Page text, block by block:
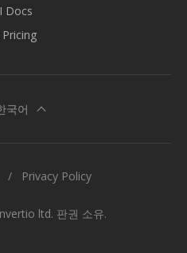
Docs
국어
ltd. 판권 소유.
Privacy Policy